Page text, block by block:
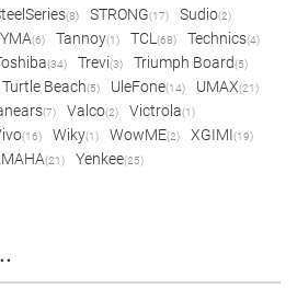
(8) STRONG(17) Sudio(2)
(6) Tannoy(1) TCL (68) Technics(4)
(34) Trevi(3) Triumph Board(5)
Turtle Beach(5) UleFone(14) UMAX(21)
(7) Valco(2) Victrola(1)
(16) Wiky(1) WowME(2) XGIMI(19)
(21) Yenkee(25)